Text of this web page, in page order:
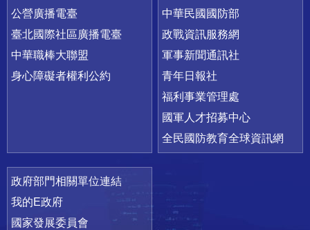
公營廣播電臺
臺北國際社區廣播電臺
中華職棒大聯盟
身心障礙者權利公約
中華民國國防部
政戰資訊服務網
軍事新聞通訊社
青年日報社
福利事業管理處
國軍人才招募中心
全民國防教育全球資訊網
政府部門相關單位連結
我的E政府
國家發展委員會